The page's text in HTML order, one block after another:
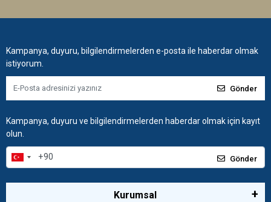
Kampanya, duyuru, bilgilendirmelerden e-posta ile haberdar olmak
istiyorum.
Gönder
Kampanya, duyuru ve bilgilendirmelerden haberdar olmak için kayıt
olun.
Gönder
Kurumsal